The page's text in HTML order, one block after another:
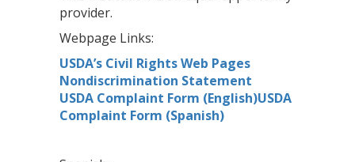
provider.
Webpage Links:
USDA’s Civil Rights Web Pages
Nondiscrimination Statement
USDA Complaint Form (English)USDA
Complaint Form (Spanish)